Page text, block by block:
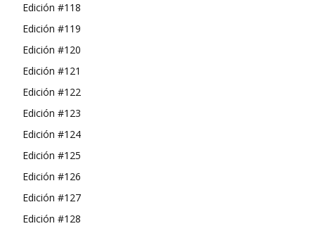
Edición #118
Edición #119
Edición #120
Edición #121
Edición #122
Edición #123
Edición #124
Edición #125
Edición #126
Edición #127
Edición #128